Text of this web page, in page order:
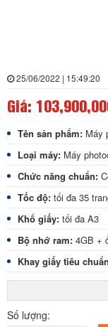
25/06/2022 | 15:49:20
Giá:
Tên sản phẩm: Máy
Loại máy: Máy
Chức năng chuẩn:
Tốc độ: tối đa 35
Khổ giấy: tối đa A3
Bộ nhớ ram: 4GB +
Khay giấy tiêu
Khay giấy tay:100
Độ phân giải:tối đa
Số lượng: